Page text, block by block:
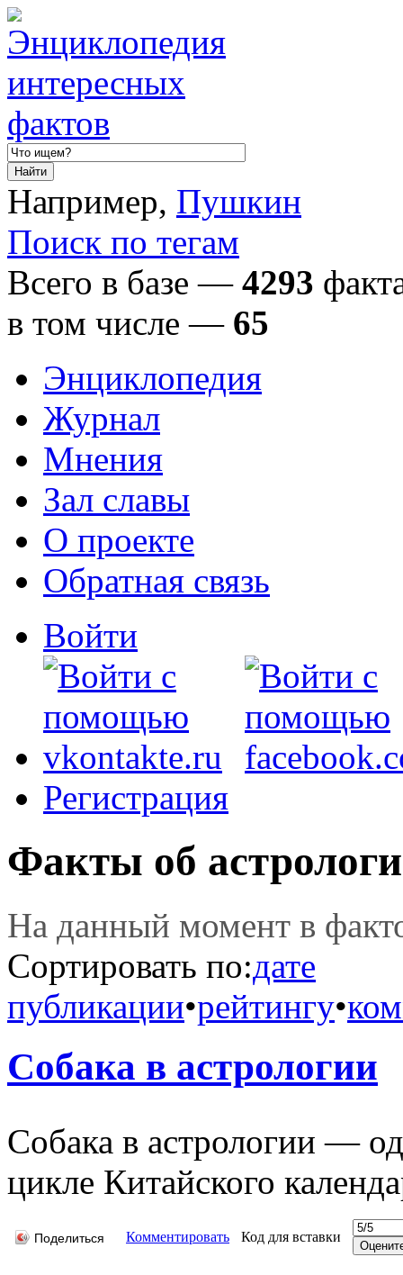
Например, Пушкин
Поиск по тегам
Всего в базе — 4293
в том числе— 65
Энциклопедия
Журнал
Мнения
Зал славы
О проекте
Обратная связь
Войти
Регистрация
Факты об
На данный момент в
Сортировать по:дате
публикации•рейтингу•
Собака в астрологии
Собака в астрологии —
цикле Китайского
Поделиться Комментировать Код для вставки